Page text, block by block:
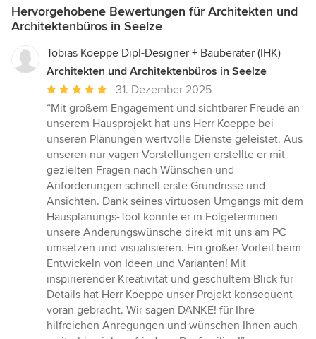
Hervorgehobene Bewertungen für Architekten und
Architektenbüros in Seelze
Tobias Koeppe Dipl-Designer + Bauberater (IHK)
Architekten und Architektenbüros in Seelze
Durchschnittliche
Bewertung:
5
von
5
Sternen
31. Dezember 2025
“Mit großem Engagement und sichtbarer Freude an
unserem Hausprojekt hat uns Herr Koeppe bei
unseren Planungen wertvolle Dienste geleistet. Aus
unseren nur vagen Vorstellungen erstellte er mit
gezielten Fragen nach Wünschen und
Anforderungen schnell erste Grundrisse und
Ansichten. Dank seines virtuosen Umgangs mit dem
Hausplanungs-Tool konnte er in Folgeterminen
unsere Änderungswünsche direkt mit uns am PC
umsetzen und visualisieren. Ein großer Vorteil beim
Entwickeln von Ideen und Varianten! Mit
inspirierender Kreativität und geschultem Blick für
Details hat Herr Koeppe unser Projekt konsequent
voran gebracht. Wir sagen DANKE! für Ihre
hilfreichen Anregungen und wünschen Ihnen auch